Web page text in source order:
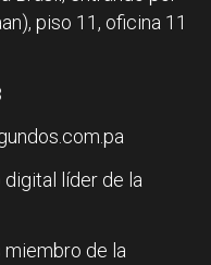
piso 11, oficina 11
digital líder de la
miembro de la